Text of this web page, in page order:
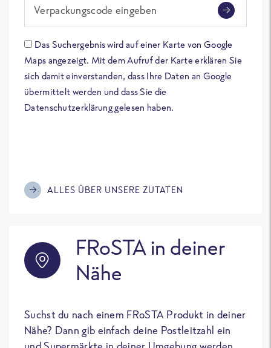
Verpackungscode eingeben
Das Suchergebnis wird auf einer Karte von Google
Maps angezeigt. Mit dem Aufruf der Karte erklären Sie
sich damit einverstanden, dass Ihre Daten an Google
übermittelt werden und dass Sie die
Datenschutzerklärung gelesen haben.
ALLES ÜBER UNSERE ZUTATEN
FRoSTA in deiner
Nähe
Suchst du nach einem FRoSTA Produkt in deiner
Nähe? Dann gib einfach deine Postleitzahl ein